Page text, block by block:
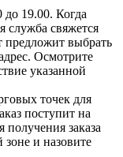
до 19.00. Когда
служба свяжется
предложит выбрать
Осмотрите
указанной
точек для
поступит на
заказа
зоне и назовите